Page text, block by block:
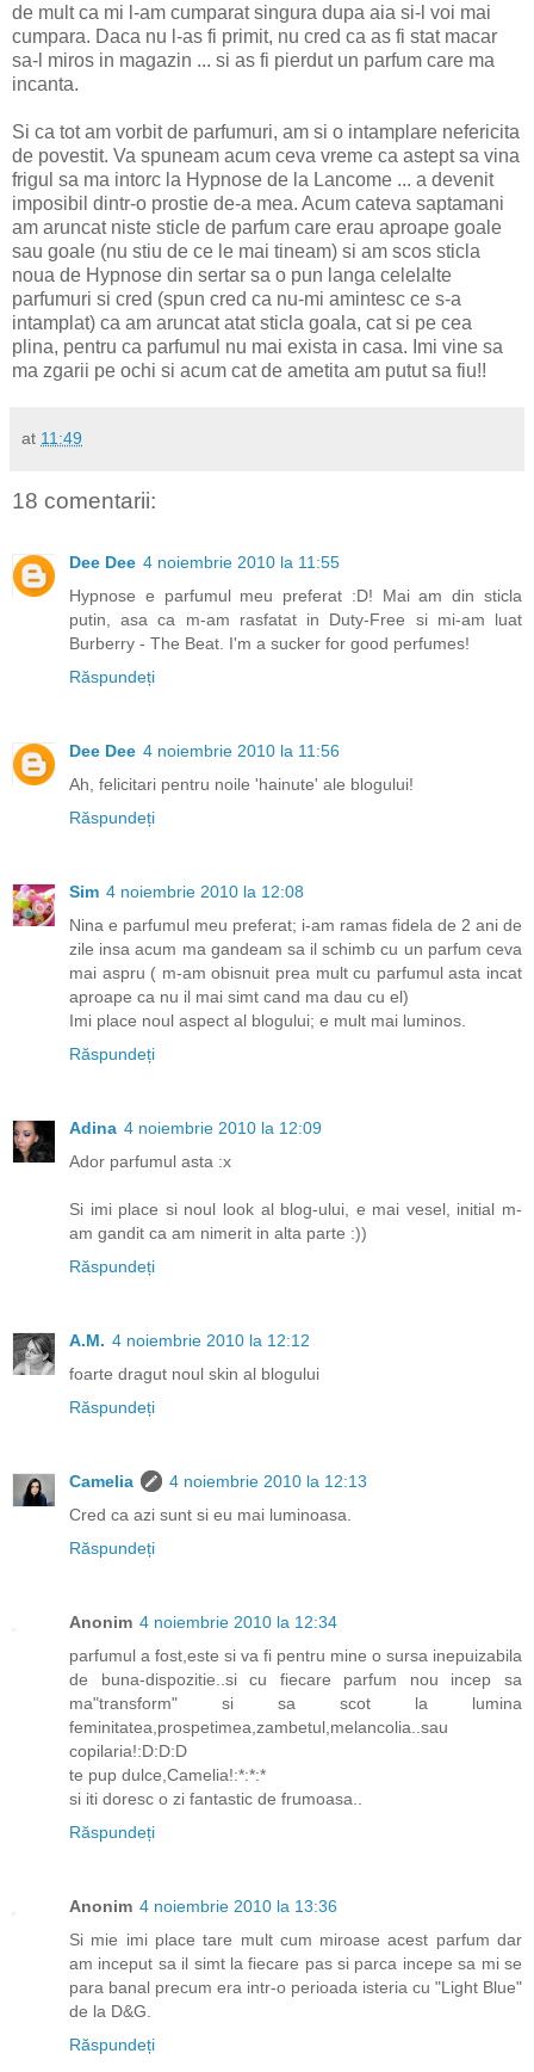
de mult ca mi l-am cumparat singura dupa aia si-l voi mai
cumpara. Daca nu l-as fi primit, nu cred ca as fi stat macar
sa-l miros in magazin ... si as fi pierdut un parfum care ma
incanta.
Si ca tot am vorbit de parfumuri, am si o intamplare nefericita
de povestit. Va spuneam acum ceva vreme ca astept sa vina
frigul sa ma intorc la Hypnose de la Lancome ... a devenit
imposibil dintr-o prostie de-a mea. Acum cateva saptamani
am aruncat niste sticle de parfum care erau aproape goale
sau goale (nu stiu de ce le mai tineam) si am scos sticla
noua de Hypnose din sertar sa o pun langa celelalte
parfumuri si cred (spun cred ca nu-mi amintesc ce s-a
intamplat) ca am aruncat atat sticla goala, cat si pe cea
plina, pentru ca parfumul nu mai exista in casa. Imi vine sa
ma zgarii pe ochi si acum cat de ametita am putut sa fiu!!
at 11:49
18 comentarii:
Dee Dee 4 noiembrie 2010 la 11:55
Hypnose e parfumul meu preferat :D! Mai am din sticla
putin, asa ca m-am rasfatat in Duty-Free si mi-am luat
Burberry - The Beat. I'm a sucker for good perfumes!
Răspundeți
Dee Dee 4 noiembrie 2010 la 11:56
Ah, felicitari pentru noile 'hainute' ale blogului!
Răspundeți
Sim 4 noiembrie 2010 la 12:08
Nina e parfumul meu preferat; i-am ramas fidela de 2 ani de
zile insa acum ma gandeam sa il schimb cu un parfum ceva
mai aspru ( m-am obisnuit prea mult cu parfumul asta incat
aproape ca nu il mai simt cand ma dau cu el)
Imi place noul aspect al blogului; e mult mai luminos.
Răspundeți
Adina 4 noiembrie 2010 la 12:09
Ador parfumul asta :x
Si imi place si noul look al blog-ului, e mai vesel, initial m-
am gandit ca am nimerit in alta parte :))
Răspundeți
A.M. 4 noiembrie 2010 la 12:12
foarte dragut noul skin al blogului
Răspundeți
Camelia
4 noiembrie 2010 la 12:13
Cred ca azi sunt si eu mai luminoasa.
Răspundeți
Anonim 4 noiembrie 2010 la 12:34
parfumul a fost,este si va fi pentru mine o sursa inepuizabila
de buna-dispozitie..si cu fiecare parfum nou incep sa
ma"transform" si sa scot la lumina
feminitatea,prospetimea,zambetul,melancolia..sau
copilaria!:D:D:D
te pup dulce,Camelia!:*:*:*
si iti doresc o zi fantastic de frumoasa..
Răspundeți
Anonim 4 noiembrie 2010 la 13:36
Si mie imi place tare mult cum miroase acest parfum dar
am inceput sa il simt la fiecare pas si parca incepe sa mi se
para banal precum era intr-o perioada isteria cu "Light Blue"
de la D&G.
Răspundeți